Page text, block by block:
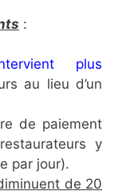
:
plus
au lieu d’un
de paiement
y
par jour).
de 20